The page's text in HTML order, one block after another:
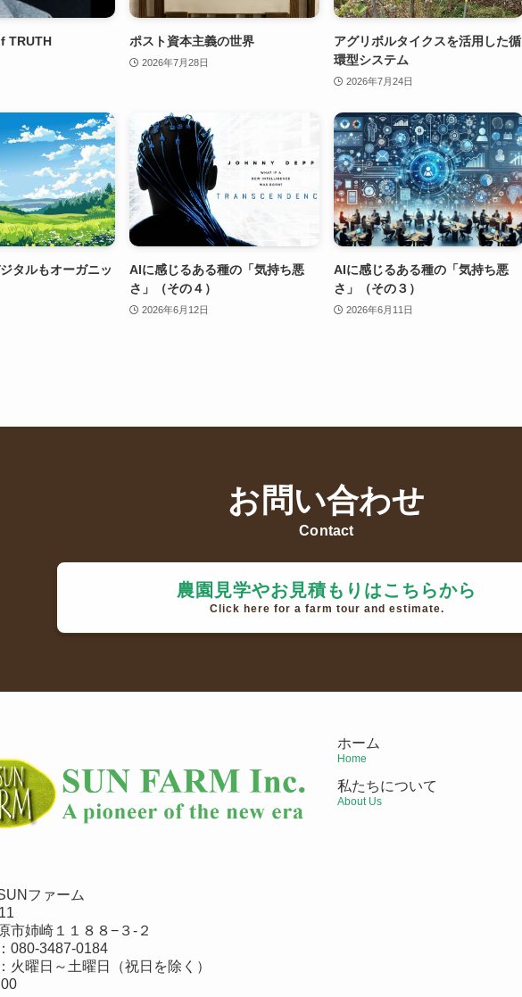
TRUTH ポスト資本主義の世界
2026年7月28日
アグリボルタイクスを活用した循
環型システム
2026年7月24日
タルもオーガニッ
AIに感じるある種の「気持ち悪
さ」（その４）
2026年6月12日
AIに感じるある種の「気持ち悪
さ」（その３）
2026年6月11日
お問い合わせ
Contact
農園見学やお見積もりはこちらから
Click here for a farm tour and estimate.
ファーム
市姉崎１１８８−３-２
080-3487-0184
火曜日～土曜日（祝日を除く）
ホーム
Home
私たちについて
About Us